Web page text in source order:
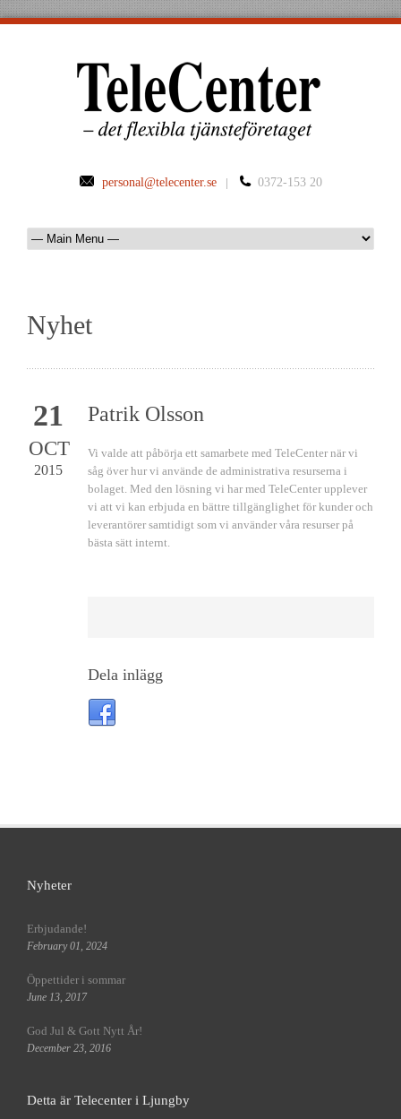
personal@telecenter.se | 0372-153 20
Nyhet
21
OCT
2015
Patrik Olsson
Vi valde att påbörja ett samarbete med TeleCenter när vi
såg över hur vi använde de administrativa resurserna i
bolaget. Med den lösning vi har med TeleCenter upplever
vi att vi kan erbjuda en bättre tillgänglighet för kunder och
leverantörer samtidigt som vi använder våra resurser på
bästa sätt internt.
Dela inlägg
Nyheter
Erbjudande!
February 01, 2024
Öppettider i sommar
June 13, 2017
God Jul & Gott Nytt År!
December 23, 2016
Detta är Telecenter i Ljungby